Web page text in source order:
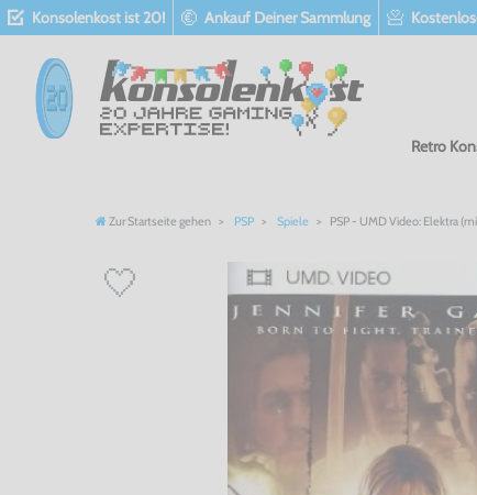
Konsolenkost ist 20! Ankauf Deiner Sammlung
Retro
Zur Startseite gehen PSP Spiele PSP - UMD Video: Elektra